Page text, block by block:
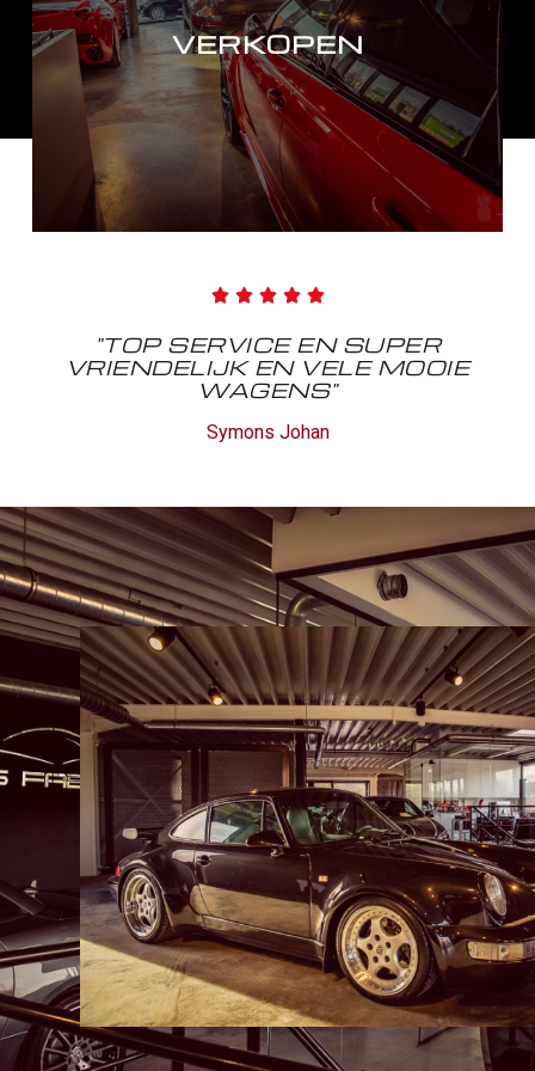
LEES VERDER
VERKOPEN
VERKOPEN
    
"TOP SERVICE EN SUPER
VRIENDELIJK EN VELE MOOIE
WAGENS"
Symons Johan